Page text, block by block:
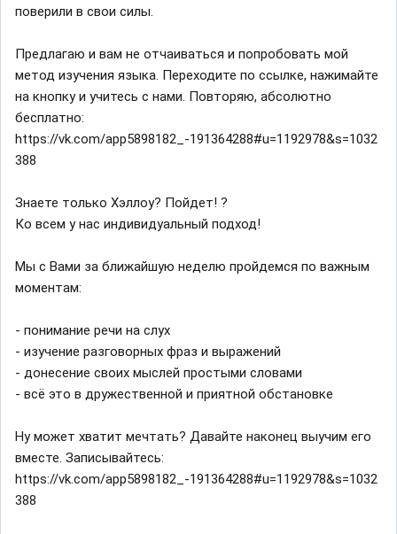
поверили в свои силы.
Предлагаю и вам не отчаиваться и попробовать мой
метод изучения языка. Переходите по ссылке, нажимайте
на кнопку и учитесь с нами. Повторяю, абсолютно
бесплатно:
https://vk.com/app5898182_-191364288#u=1192978&s=1032
388
Знаете только Хэллоу? Пойдет! ?
Ко всем у нас индивидуальный подход!
Мы с Вами за ближайшую неделю пройдемся по важным
моментам:
- понимание речи на слух
- изучение разговорных фраз и выражений
- донесение своих мыслей простыми словами
- всё это в дружественной и приятной обстановке
Ну может хватит мечтать? Давайте наконец выучим его
вместе. Записывайтесь:
https://vk.com/app5898182_-191364288#u=1192978&s=1032
388